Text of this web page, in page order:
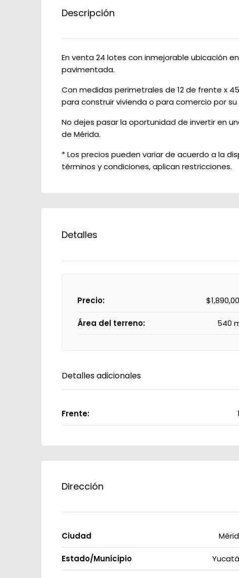
Descripción
En venta 24 lotes con inmejorable ubicación
pavimentada.
Con medidas perimetrales de 12 de frente x
para construir vivienda o para comercio por
No dejes pasar la oportunidad de invertir en
de Mérida.
* Los precios pueden variar de acuerdo a la
términos y condiciones, aplican restricciones.
Detalles
Precio:
Área del terreno: 540
Detalles adicionales
Frente:
Dirección
Ciudad
Estado/Municipio